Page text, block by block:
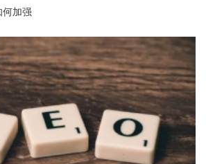
加强